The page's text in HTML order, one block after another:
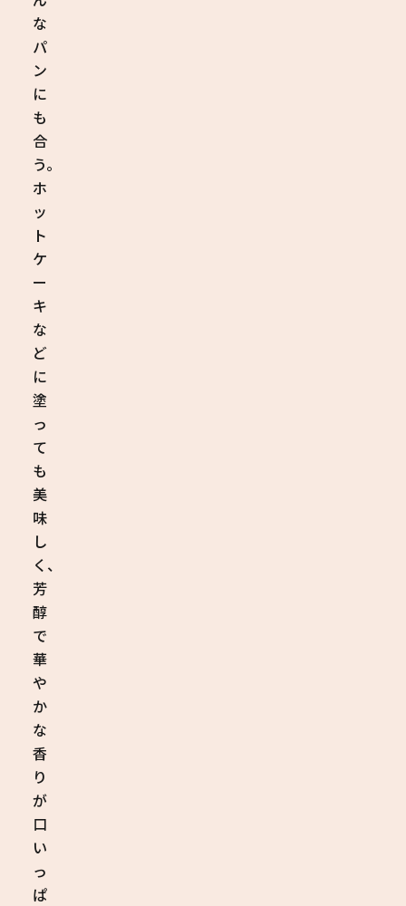
な
パ
ン
に
も
合
う。
ホ
ッ
ト
ケ
ー
キ
な
ど
に
塗
っ
て
も
美
味
し
く、
芳
醇
で
華
や
か
な
香
り
が
口
い
っ
ぱ